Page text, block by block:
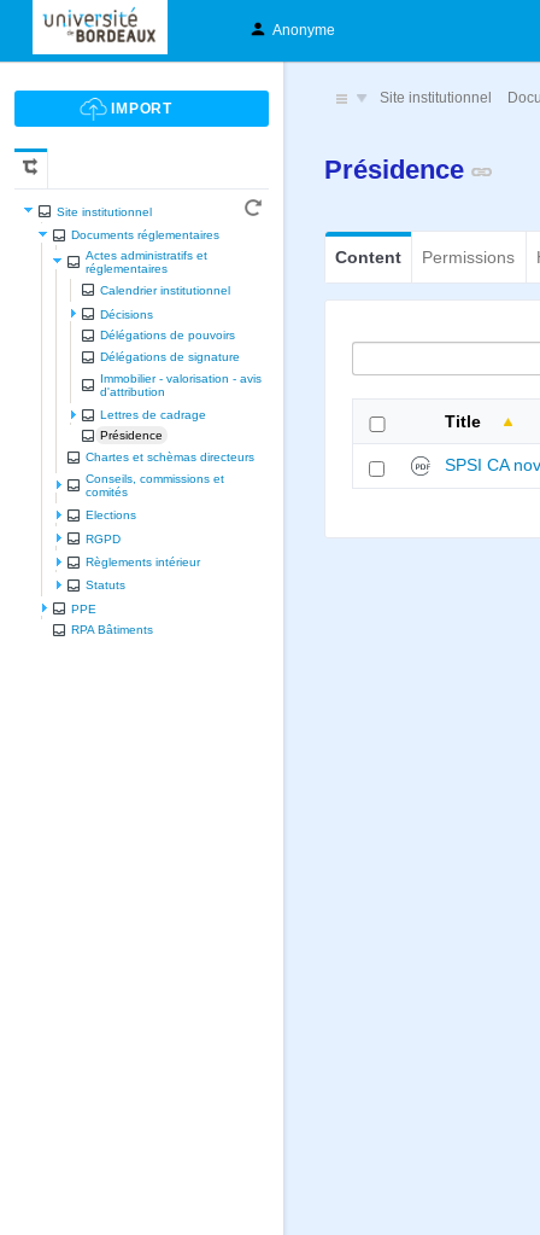
Anonyme
Site institutionnel
Documents réglementaires
Actes administratifs et
réglementaires
Calendrier institutionnel
Décisions
Délégations de pouvoirs
Délégations de signature
Immobilier - valorisation - avis
d'attribution
Lettres de cadrage
Présidence
Chartes et schèmas directeurs
Conseils, commissions et
comités
Elections
RGPD
Règlements intérieur
Statuts
PPE
RPA Bâtiments
Site institutionnel
Présidence
Content Permissions
Title
SPSI CA